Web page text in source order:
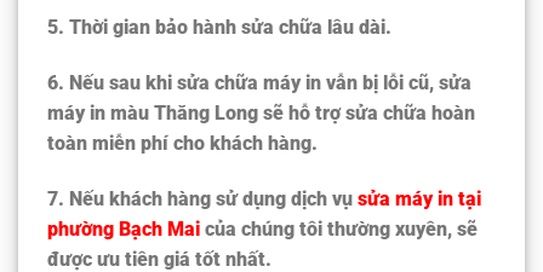
5. Thời gian bảo hành sửa chữa lâu dài.
6. Nếu sau khi sửa chữa máy in vẫn bị lỗi cũ, sửa
máy in màu Thăng Long sẽ hỗ trợ sửa chữa hoàn
toàn miễn phí cho khách hàng.
7. Nếu khách hàng sử dụng dịch vụ sửa máy in tại
phường Bạch Mai của chúng tôi thường xuyên, sẽ
được ưu tiên giá tốt nhất.